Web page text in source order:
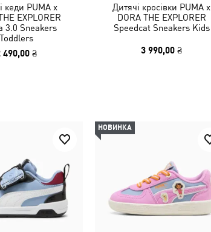
кеди PUMA x
EXPLORER
3.0 Sneakers
Toddlers
490,00 ₴
Дитячі кросівки PUMA x
DORA THE EXPLORER
Speedcat Sneakers Kids
3 990,00 ₴
НОВИНКА